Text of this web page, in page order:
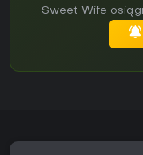
Sweet Wife